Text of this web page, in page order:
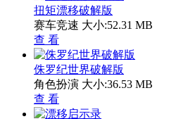
扭矩漂移破解版
赛车竞速 大小:52.31 MB
查 看
侏罗纪世界破解版
角色扮演 大小:36.53 MB
查 看